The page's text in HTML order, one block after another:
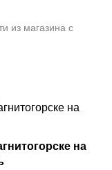
из магазина с
на